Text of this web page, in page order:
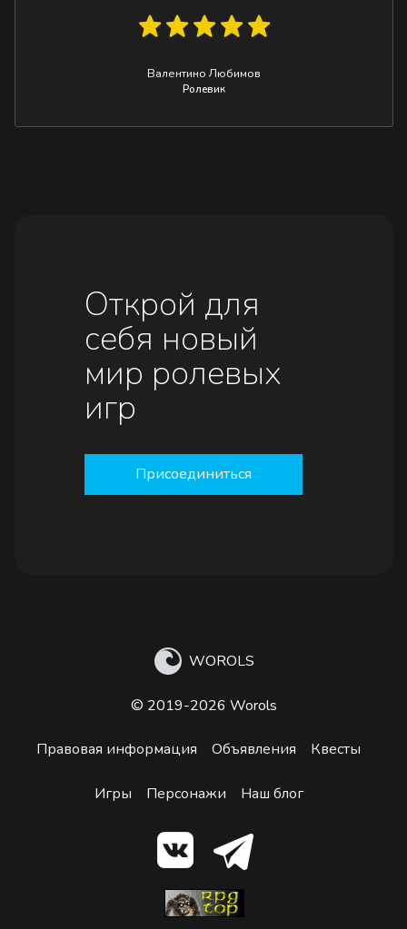
Валентино Любимов
Ролевик
Открой для
себя новый
мир ролевых
игр
Присоединиться
WOROLS
© 2019-2026 Worols
Правовая информация Объявления Квесты
Игры Персонажи Наш блог